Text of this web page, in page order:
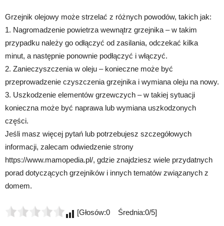
Grzejnik olejowy może strzelać z różnych powodów, takich jak:
1. Nagromadzenie powietrza wewnątrz grzejnika – w takim
przypadku należy go odłączyć od zasilania, odczekać kilka
minut, a następnie ponownie podłączyć i włączyć.
2. Zanieczyszczenia w oleju – konieczne może być
przeprowadzenie czyszczenia grzejnika i wymiana oleju na nowy.
3. Uszkodzenie elementów grzewczych – w takiej sytuacji
konieczna może być naprawa lub wymiana uszkodzonych
części.
Jeśli masz więcej pytań lub potrzebujesz szczegółowych
informacji, zalecam odwiedzenie strony
https://www.mamopedia.pl/, gdzie znajdziesz wiele przydatnych
porad dotyczących grzejników i innych tematów związanych z
domem.
[Głosów:0 Średnia:0/5]